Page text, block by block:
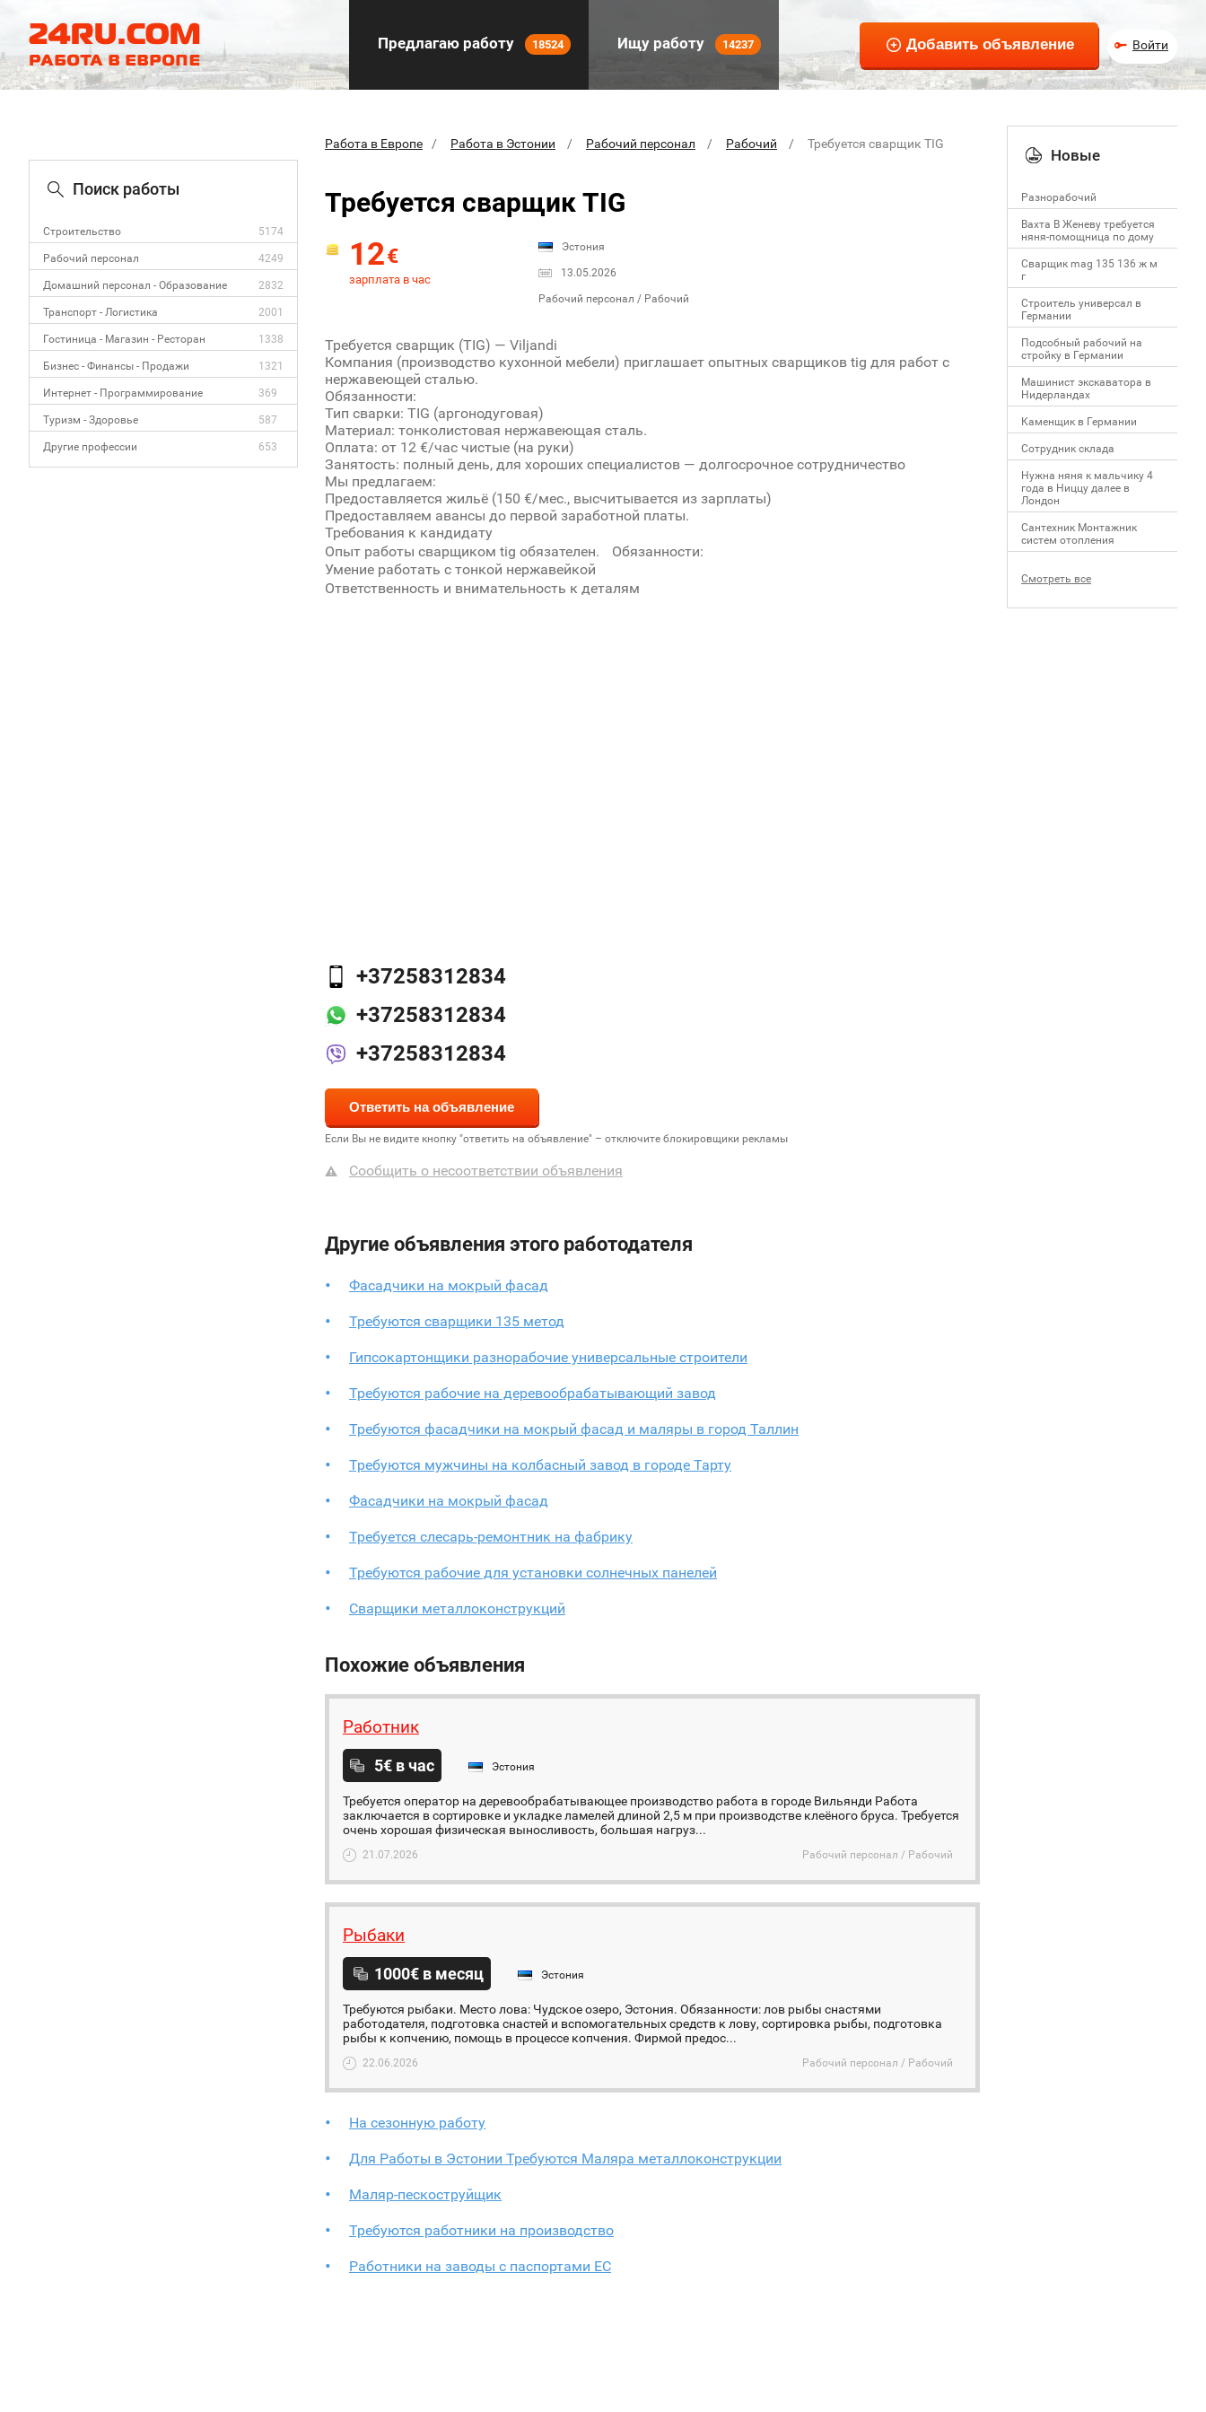
Предлагаю работу 18524 Ищу работу 14237 Войти
Поиск работы
Строительство 5174
Рабочий персонал 4249
Домашний персонал - Образование 2832
Транспорт - Логистика 2001
Гостиница - Магазин - Ресторан 1338
Бизнес - Финансы - Продажи 1321
Интернет - Программирование 369
Туризм - Здоровье 587
Другие профессии 653
Работа в Европе Работа в Эстонии Рабочий персонал Рабочий Требуется сварщик TIG
Требуется сварщик TIG
12€
зарплата в час
Эстония
13.05.2026
Рабочий персонал / Рабочий
Требуется сварщик (TIG) — Viljandi
Компания (производство кухонной мебели) приглашает опытных сварщиков tig для работ с
нержавеющей сталью.
Обязанности:
Тип сварки: TIG (аргонодуговая)
Материал: тонколистовая нержавеющая сталь.
Оплата: от 12 €/час чистые (на руки)
Занятость: полный день, для хороших специалистов — долгосрочное сотрудничество
Мы предлагаем:
Предоставляется жильё (150 €/мес., высчитывается из зарплаты)
Предоставляем авансы до первой заработной платы.
Требования к кандидату
Опыт работы сварщиком tig обязателен. Обязанности:
Умение работать с тонкой нержавейкой
Ответственность и внимательность к деталям
+37258312834
+37258312834
+37258312834
Если Вы не видите кнопку "ответить на объявление" – отключите блокировщики рекламы
Сообщить о несоответствии объявления
Другие объявления этого работодателя
Фасадчики на мокрый фасад
Требуются сварщики 135 метод
Гипсокартонщики разнорабочие универсальные строители
Требуются рабочие на деревообрабатывающий завод
Требуются фасадчики на мокрый фасад и маляры в город Таллин
Требуются мужчины на колбасный завод в городе Тарту
Фасадчики на мокрый фасад
Требуется слесарь-ремонтник на фабрику
Требуются рабочие для установки солнечных панелей
Сварщики металлоконструкций
Похожие объявления
Работник
5€ в час Эстония
Требуется оператор на деревообрабатывающее производство работа в городе Вильянди Работа
заключается в сортировке и укладке ламелей длиной 2,5 м при производстве клеёного бруса. Требуется
очень хорошая физическая выносливость, большая нагруз...
21.07.2026 Рабочий персонал / Рабочий
Рыбаки
1000€ в месяц Эстония
Требуются рыбаки. Место лова: Чудское озеро, Эстония. Обязанности: лов рыбы снастями
работодателя, подготовка снастей и вспомогательных средств к лову, сортировка рыбы, подготовка
рыбы к копчению, помощь в процессе копчения. Фирмой предос...
22.06.2026 Рабочий персонал / Рабочий
На сезонную работу
Для Работы в Эстонии Требуются Маляра металлоконструкции
Маляр-пескоструйщик
Требуются работники на производство
Работники на заводы с паспортами ЕС
Новые
Разнорабочий
Вахта В Женеву требуется
няня-помощница по дому
Сварщик mag 135 136 ж м
г
Строитель универсал в
Германии
Подсобный рабочий на
стройку в Германии
Машинист экскаватора в
Нидерландах
Каменщик в Германии
Сотрудник склада
Нужна няня к мальчику 4
года в Ниццу далее в
Лондон
Сантехник Монтажник
систем отопления
Смотреть все